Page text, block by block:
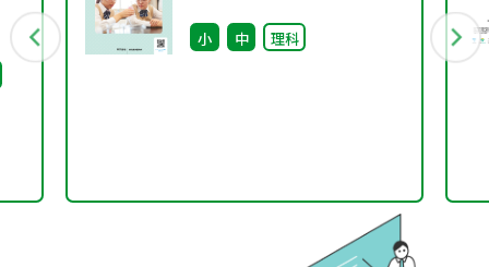
別課題137）
小 中 理科